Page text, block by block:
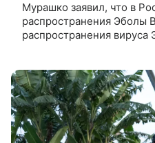
Мурашко заявил, что в
распространения Эболы
распространения вируса